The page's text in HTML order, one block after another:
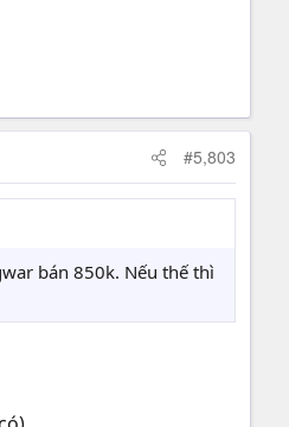
#5,803
bán 850k. Nếu thế thì